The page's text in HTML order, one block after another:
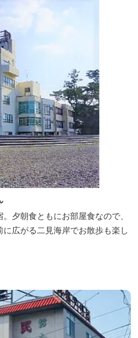
夕朝食ともにお部屋食なので、
広がる二見海岸でお散歩も楽し